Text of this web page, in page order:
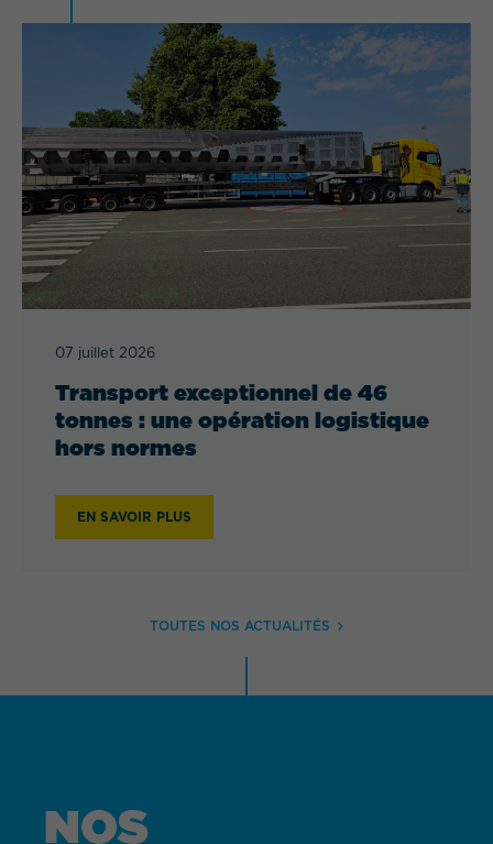
07 juillet 2026
Transport exceptionnel de 46
tonnes : une opération logistique
hors normes
EN SAVOIR PLUS
TOUTES NOS ACTUALITÉS
NOS